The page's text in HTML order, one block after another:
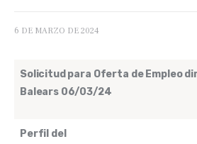
6 DE MARZO DE 2024
Solicitud para Oferta de Empleo
Balears 06/03/24
Perfil del